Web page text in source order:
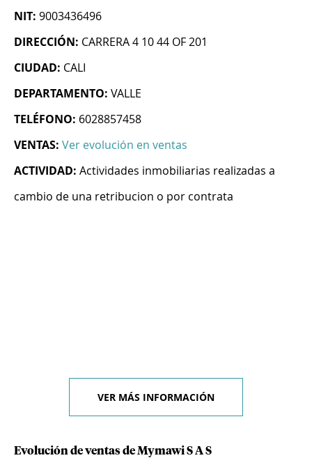
NIT: 9003436496
DIRECCIÓN: CARRERA 4 10 44 OF 201
CIUDAD: CALI
DEPARTAMENTO: VALLE
TELÉFONO: 6028857458
VENTAS: Ver evolución en ventas
ACTIVIDAD: Actividades inmobiliarias realizadas a
cambio de una retribucion o por contrata
VER MÁS INFORMACIÓN
Evolución de ventas de Mymawi S A S